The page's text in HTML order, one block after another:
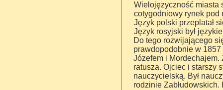
Wielojęzyczność miasta
cotygodniowy rynek
Język polski przeplatał
Język rosyjski był
Do tego rozwijającego
prawdopodobnie w
Józefem i
ratusza. Ojciec i starszy
nauczycielską. Był
rodzinie Zabłudowskich.